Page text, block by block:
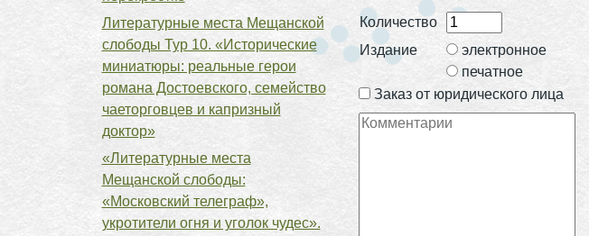
Количество
Издание
электронное
печатное
Заказ от юридического лица
Литературные места Мещанской
слободы Тур 10. «Исторические
миниатюры: реальные герои
романа Достоевского, семейство
чаеторговцев и капризный
доктор»
«Литературные места
Мещанской слободы:
«Московский телеграф»,
укротители огня и уголок чудес».